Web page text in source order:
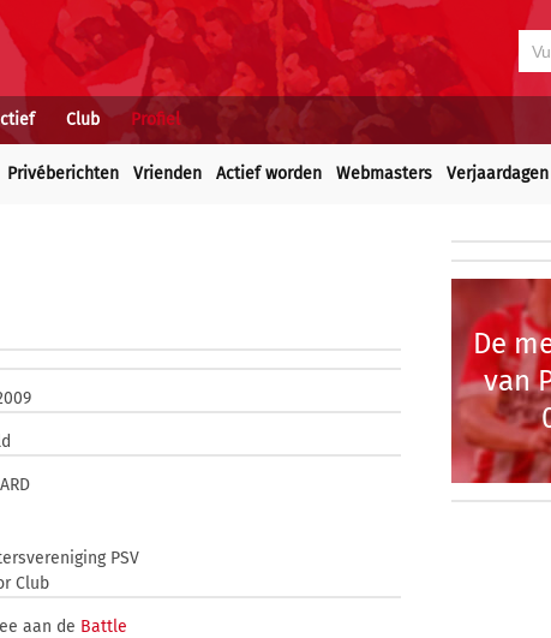
Club Profiel
Privéberichten Vrienden Actief worden Webmasters Verjaardagen
PSV
Club
aan de Battle
De
van